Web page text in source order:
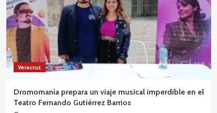
Veracruz
Dromomanía prepara un viaje musical imperdible en el
Teatro Fernando Gutiérrez Barrios